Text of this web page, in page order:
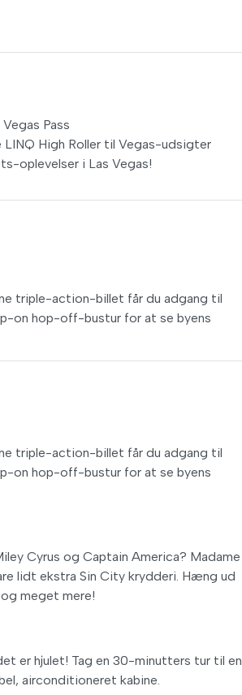
Pass
LINQ High Roller til Vegas-udsigter
oplevelser i Las Vegas!
triple-action-billet får du adgang til
on hop-off-bustur for at se byens
triple-action-billet får du adgang til
on hop-off-bustur for at se byens
Cyrus og Captain America? Madame
lidt ekstra Sin City krydderi. Hæng ud
meget mere!
er hjulet! Tag en 30-minutters tur til en
airconditioneret kabine.